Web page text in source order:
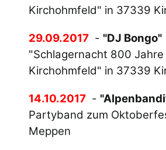
Kirchohmfeld" in 37339
29.09.2017 - "DJ Bongo"
"Schlagernacht 800 Jahre
Kirchohmfeld" in 37339
14.10.2017 -
Partyband zum
Meppen